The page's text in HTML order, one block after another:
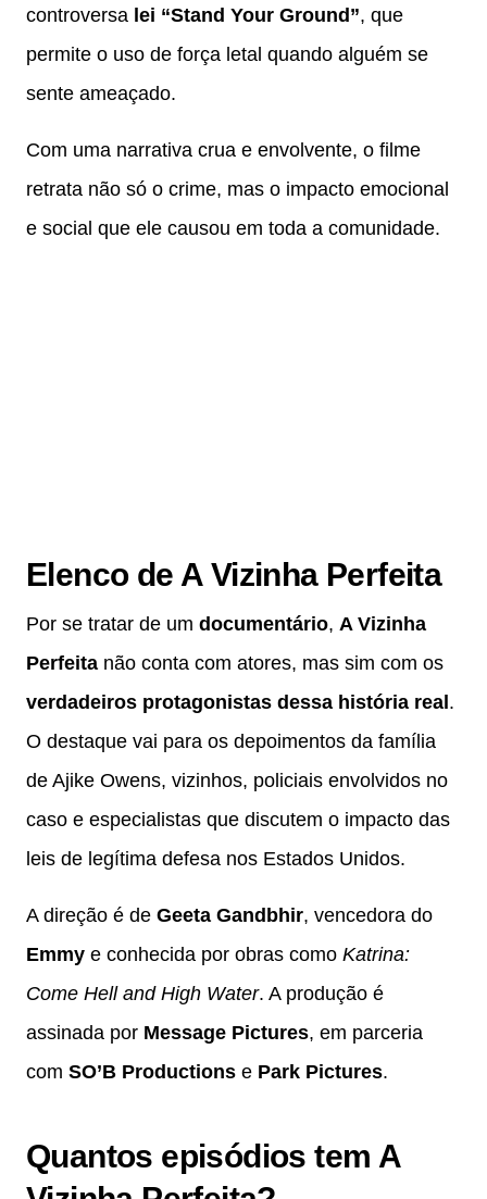
controversa lei “Stand Your Ground”, que
permite o uso de força letal quando alguém se
sente ameaçado.
Com uma narrativa crua e envolvente, o filme
retrata não só o crime, mas o impacto emocional
e social que ele causou em toda a comunidade.
Elenco de A Vizinha Perfeita
Por se tratar de um documentário, A Vizinha
Perfeita não conta com atores, mas sim com os
verdadeiros protagonistas dessa história real.
O destaque vai para os depoimentos da família
de Ajike Owens, vizinhos, policiais envolvidos no
caso e especialistas que discutem o impacto das
leis de legítima defesa nos Estados Unidos.
A direção é de Geeta Gandbhir, vencedora do
Emmy e conhecida por obras como Katrina:
Come Hell and High Water. A produção é
assinada por Message Pictures, em parceria
com SO’B Productions e Park Pictures.
Quantos episódios tem A